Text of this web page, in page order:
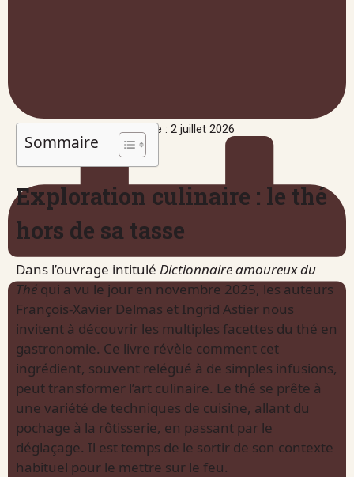
Publié le : 2 juillet 2026
Sommaire
Exploration culinaire : le thé
hors de sa tasse
Dans l’ouvrage intitulé Dictionnaire amoureux du
Thé qui a vu le jour en novembre 2025, les auteurs
François-Xavier Delmas et Ingrid Astier nous
invitent à découvrir les multiples facettes du thé en
gastronomie. Ce livre révèle comment cet
ingrédient, souvent relégué à de simples infusions,
peut transformer l’art culinaire. Le thé se prête à
une variété de techniques de cuisine, allant du
pochage à la rôtisserie, en passant par le
déglaçage. Il est temps de le sortir de son contexte
habituel pour le mettre sur le feu.